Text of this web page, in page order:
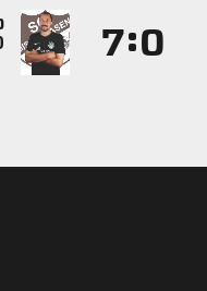
: